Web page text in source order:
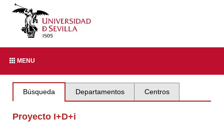
MENU
Búsqueda Departamentos Centros
Proyecto I+D+i